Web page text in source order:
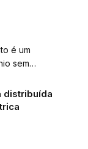
é um
sem…
distribuída